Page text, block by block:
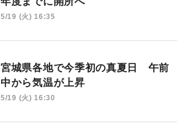
5/19 (火) 16:35
宮城県各地で今季初の真夏日 午前
中から気温が上昇
5/19 (火) 16:30